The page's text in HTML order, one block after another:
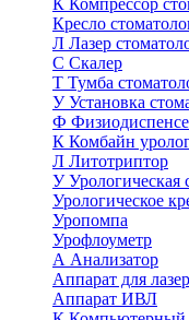
К Компрессор
Кресло
Л Лазер
С Скалер
Т Тумба
УУстановка
Ф
К Комбайн
Л Литотриптор
УУрологическая
Урологическое
Уропомпа
Урофлоуметр
А Анализатор
Аппарат для
Аппарат ИВЛ